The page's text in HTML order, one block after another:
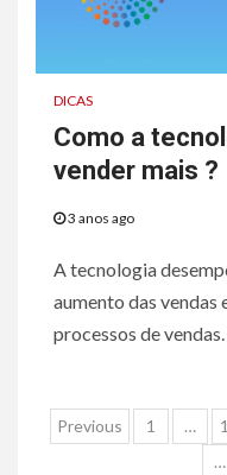
DICAS
Como a
vender mais ?
3 anos ago
A tecnologia
aumento das vendas
processos de
Navegação
Previous 1 …
…